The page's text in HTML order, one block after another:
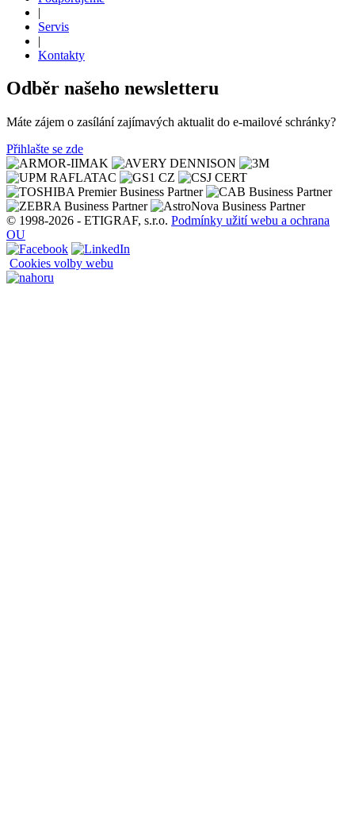
|
Servis
|
Kontakty
Odběr našeho newsletteru
Máte zájem o zasílání zajímavých aktualit do e-mailové schránky?
Přihlašte se zde
© 1998-2026 - ETIGRAF, s.r.o. Podmínky užití webu a ochrana
OU
Cookies volby webu